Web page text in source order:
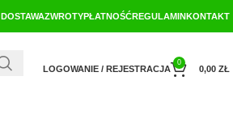
DOSTAWAZWROTYPŁATNOŚĆREGULAMINKONTAKT
LOGOWANIE / REJESTRACJA
0
0,00 ZŁ